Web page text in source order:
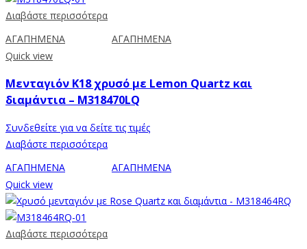
Διαβάστε περισσότερα
ΑΓΑΠΗΜΕΝΑ
ΑΓΑΠΗΜΕΝΑ
Quick view
Μενταγιόν Κ18 χρυσό με Lemon Quartz και
διαμάντια – M318470LQ
Συνδεθείτε για να δείτε τις τιμές
Διαβάστε περισσότερα
ΑΓΑΠΗΜΕΝΑ
ΑΓΑΠΗΜΕΝΑ
Quick view
Διαβάστε περισσότερα